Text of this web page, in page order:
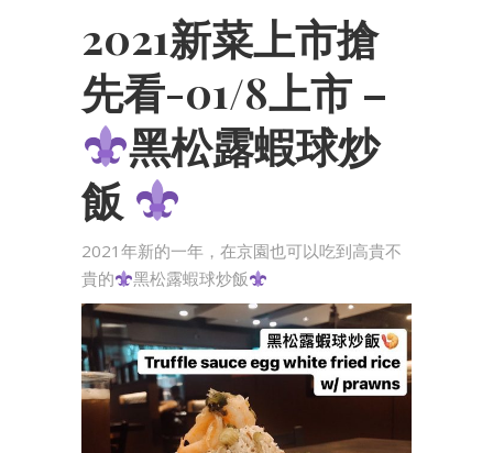
2021新菜上市搶
先看-01/8上市 –
黑松露蝦球炒
飯
2021年新的一年，在京園也可以吃到高貴不
貴的
黑松露蝦球炒飯